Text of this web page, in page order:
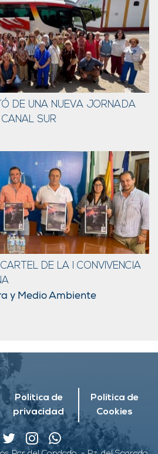
DE UNA NUEVA JORNADA
SUR
DE LA I CONVIVENCIA
y Medio Ambiente
Política de
privacidad
Política de
Cookies